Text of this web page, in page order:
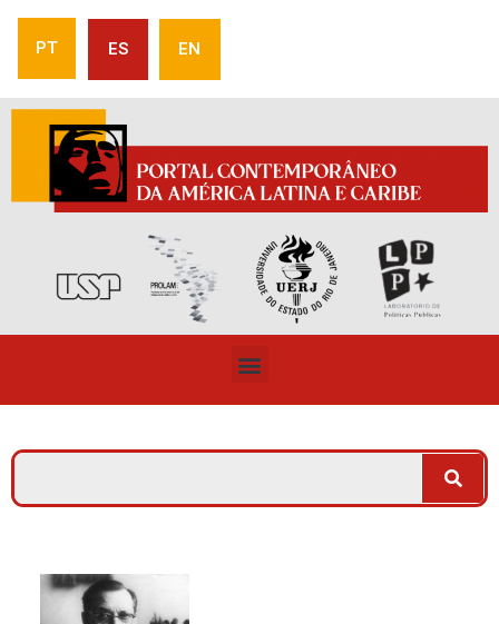
PT ES EN